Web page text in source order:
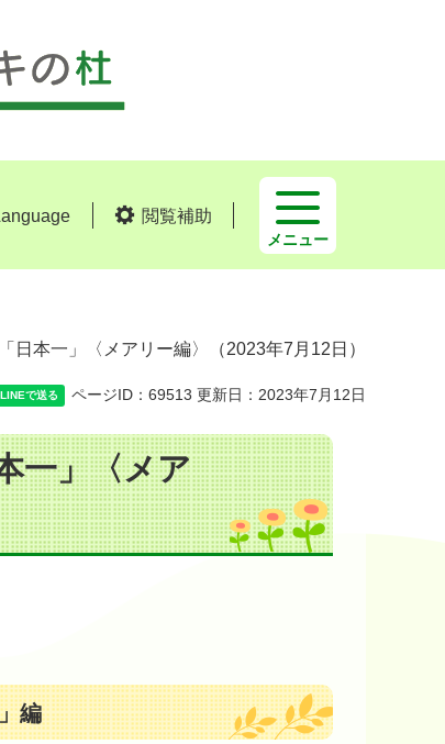
閲覧補助
メニュー
本一」〈メアリー編〉（2023年7月12日）
ページID：69513 更新日：2023年7月12日
一」〈メア
編